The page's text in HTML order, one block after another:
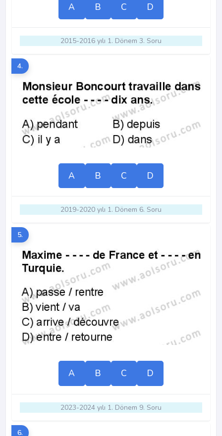
A B C D
2015-2016 yılı 1. Dönem 3. Soru
4.
A B C D
2019-2020 yılı 1. Dönem 6. Soru
5.
A B C D
2023-2024 yılı 1. Dönem 9. Soru
6.